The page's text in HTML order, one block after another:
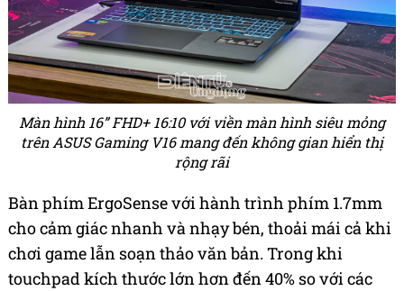
Màn hình 16” FHD+ 16:10 với viền màn hình siêu mỏng
trên ASUS Gaming V16 mang đến không gian hiển thị
rộng rãi
Bàn phím ErgoSense với hành trình phím 1.7mm
cho cảm giác nhanh và nhạy bén, thoải mái cả khi
chơi game lẫn soạn thảo văn bản. Trong khi
touchpad kích thước lớn hơn đến 40% so với các